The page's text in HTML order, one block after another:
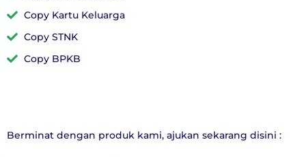
Copy Kartu Keluarga
Copy STNK
Copy BPKB
Berminat dengan produk kami, ajukan sekarang disini :